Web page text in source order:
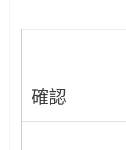
確認